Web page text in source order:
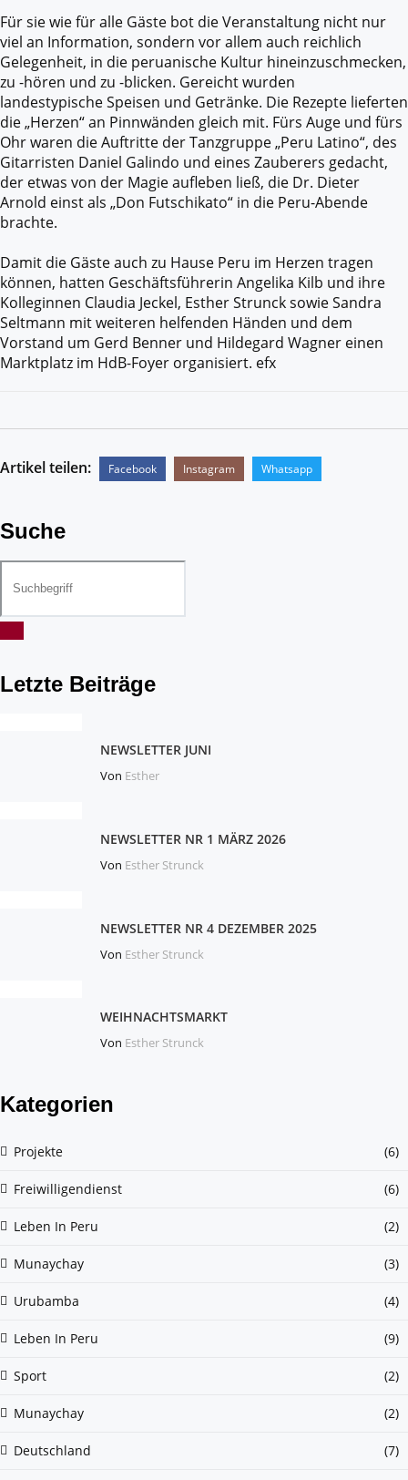
Für sie wie für alle Gäste bot die Veranstaltung nicht nur
viel an Information, sondern vor allem auch reichlich
Gelegenheit, in die peruanische Kultur hineinzuschmecken,
zu -hören und zu -blicken. Gereicht wurden
landestypische Speisen und Getränke. Die Rezepte lieferten
die „Herzen“ an Pinnwänden gleich mit. Fürs Auge und fürs
Ohr waren die Auftritte der Tanzgruppe „Peru Latino“, des
Gitarristen Daniel Galindo und eines Zauberers gedacht,
der etwas von der Magie aufleben ließ, die Dr. Dieter
Arnold einst als „Don Futschikato“ in die Peru-Abende
brachte.
Damit die Gäste auch zu Hause Peru im Herzen tragen
können, hatten Geschäftsführerin Angelika Kilb und ihre
Kolleginnen Claudia Jeckel, Esther Strunck sowie Sandra
Seltmann mit weiteren helfenden Händen und dem
Vorstand um Gerd Benner und Hildegard Wagner einen
Marktplatz im HdB-Foyer organisiert. efx
Artikel teilen: Facebook Instagram Whatsapp
Suche
Letzte Beiträge
NEWSLETTER JUNI
Von Esther
NEWSLETTER NR 1 MÄRZ 2026
Von Esther Strunck
NEWSLETTER NR 4 DEZEMBER 2025
Von Esther Strunck
WEIHNACHTSMARKT
Von Esther Strunck
Kategorien
Projekte (6)
Freiwilligendienst (6)
Leben In Peru (2)
Munaychay (3)
Urubamba (4)
Leben In Peru (9)
Sport (2)
Munaychay (2)
Deutschland (7)